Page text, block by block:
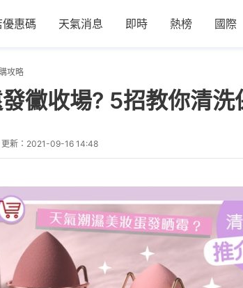
惠碼 天氣消息 即時 熱榜 國際
攻略
黴收場? 5招教你清
更新： 2021-09-16 14:48